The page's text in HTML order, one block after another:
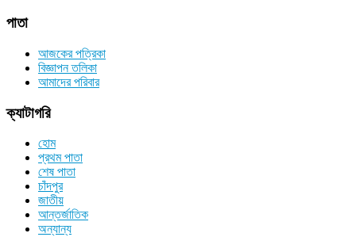
পাতা
আজকের পত্রিকা
বিজ্ঞাপন তলিকা
আমাদের পরিবার
ক্যাটাগরি
হোম
প্রথম পাতা
শেষ পাতা
চাঁদপুর
জাতীয়
আন্তর্জাতিক
অন্যান্য